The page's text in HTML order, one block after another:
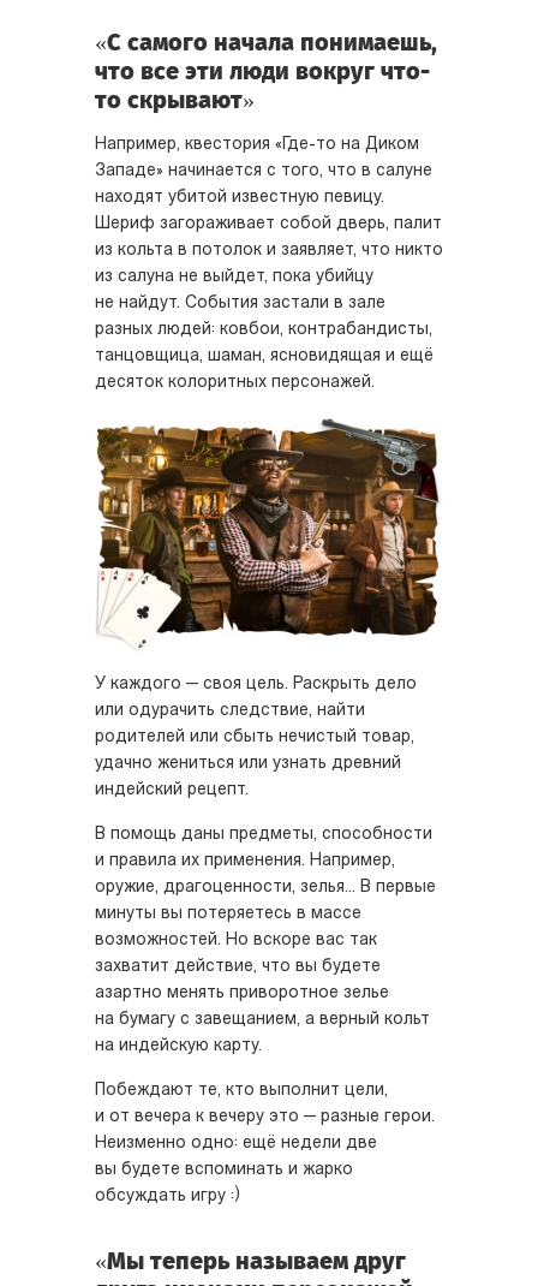
«С самого начала понимаешь,
что все эти люди вокруг что-
то скрывают»
Например, квестория «Где-то на Диком
Западе» начинается с того, что в салуне
находят убитой известную певицу.
Шериф загораживает собой дверь, палит
из кольта в потолок и заявляет, что никто
из салуна не выйдет, пока убийцу
не найдут. События застали в зале
разных людей: ковбои, контрабандисты,
танцовщица, шаман, ясновидящая и ещё
десяток колоритных персонажей.
У каждого — своя цель. Раскрыть дело
или одурачить следствие, найти
родителей или сбыть нечистый товар,
удачно жениться или узнать древний
индейский рецепт.
В помощь даны предметы, способности
и правила их применения. Например,
оружие, драгоценности, зелья... В первые
минуты вы потеряетесь в массе
возможностей. Но вскоре вас так
захватит действие, что вы будете
азартно менять приворотное зелье
на бумагу с завещанием, а верный кольт
на индейскую карту.
Побеждают те, кто выполнит цели,
и от вечера к вечеру это — разные герои.
Неизменно одно: ещё недели две
вы будете вспоминать и жарко
обсуждать игру :)
«Мы теперь называем друг